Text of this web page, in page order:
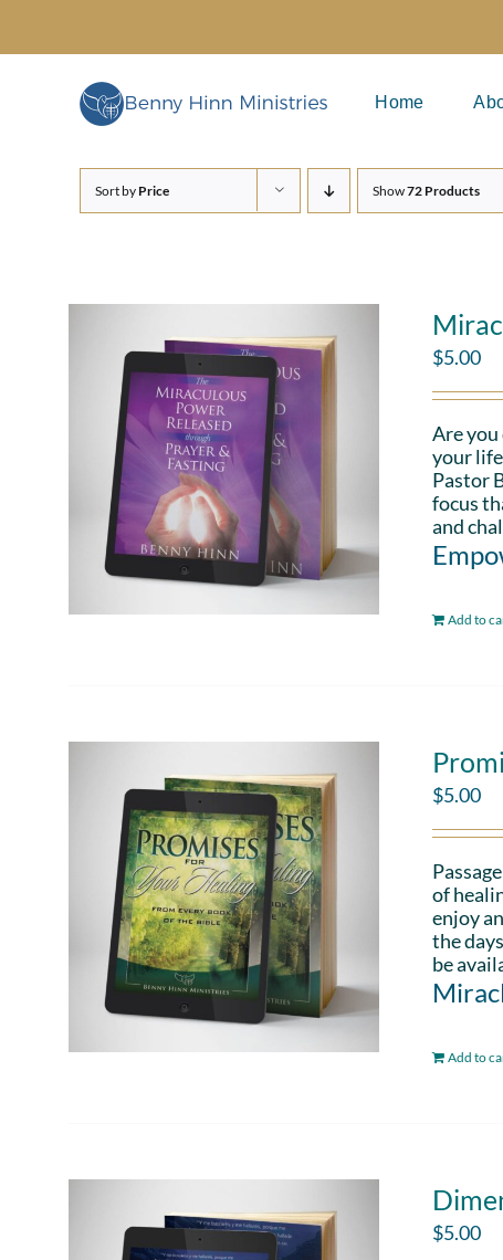
content
Home
Sort by Price Show72 Products
$5.00
Are you
your
Pastor
focus
and
Add to
$5.00
of
enjoy
the
be
Add to
$5.00